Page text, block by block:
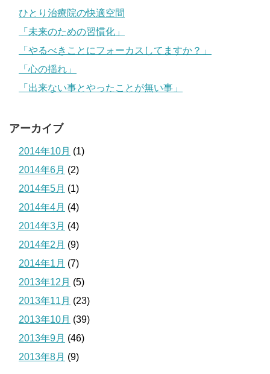
ひとり治療院の快適空間
「未来のための習慣化」
「やるべきことにフォーカスしてますか？」
「心の揺れ」
「出来ない事とやったことが無い事」
アーカイブ
2014年10月 (1)
2014年6月 (2)
2014年5月 (1)
2014年4月 (4)
2014年3月 (4)
2014年2月 (9)
2014年1月 (7)
2013年12月 (5)
2013年11月 (23)
2013年10月 (39)
2013年9月 (46)
2013年8月 (9)